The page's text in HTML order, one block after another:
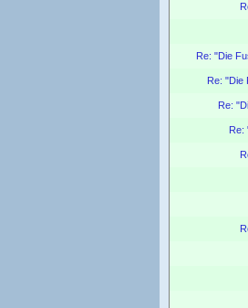
Re: "Die
Re: "Die
Re:
Re: